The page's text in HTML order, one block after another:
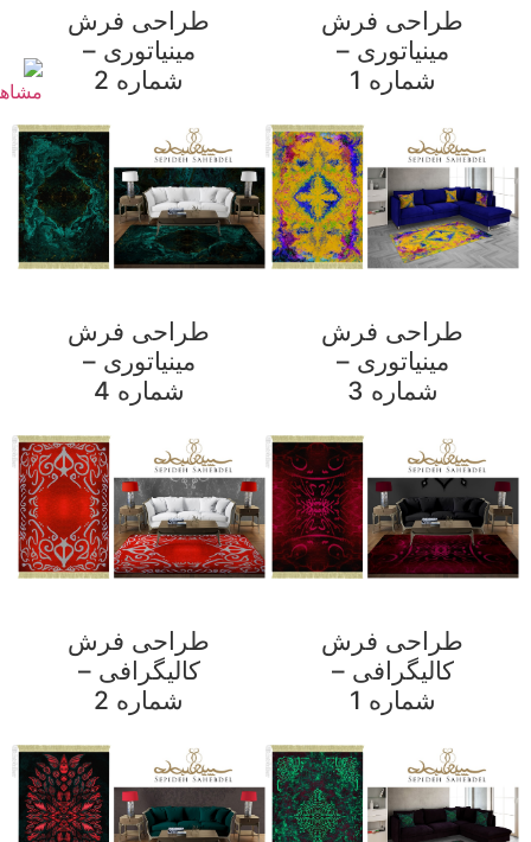
طراحی فرش
مینیاتوری –
شماره 1
طراحی فرش
مینیاتوری –
شماره 2
طراحی فرش
مینیاتوری –
شماره 3
طراحی فرش
مینیاتوری –
شماره 4
طراحی فرش
کالیگرافی –
شماره 1
طراحی فرش
کالیگرافی –
شماره 2